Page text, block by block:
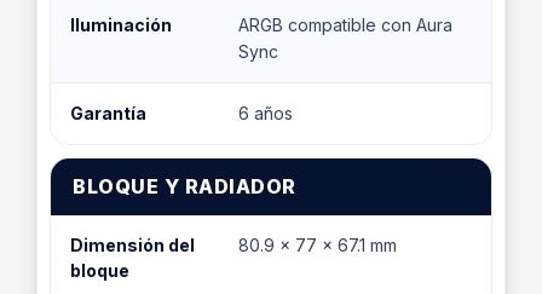
Iluminación
ARGB compatible con Aura
Sync
Garantía 6 años
BLOQUE Y RADIADOR
Dimensión del
bloque
80.9 x 77 x 67.1 mm